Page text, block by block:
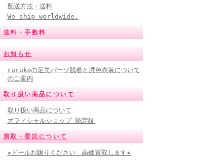
配送方法・送料
We ship worldwide.
送料・手数料
お知らせ
rurukoの足先パーツ脱着と濃色衣装について
のご案内
取り扱い商品について
取り扱い商品について
オフィシャルショップ 認定証
買取・委託について
★ドールお譲りください 高価買取します★